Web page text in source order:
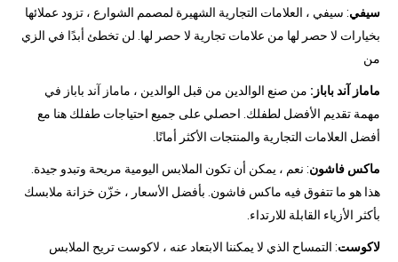
سيفي: سيفي ، العلامات التجارية الشهيرة لمصمم الشوارع ، تزود عملائها
بخيارات لا حصر لها من علامات تجارية لا حصر لها. لن تخطئ أبدًا في الزي
من
ماماز آند باباز: من صنع الوالدين من قبل الوالدين ، ماماز آند باباز في
مهمة تقديم الأفضل لطفلك. احصلي على جميع احتياجات طفلك هنا مع
أفضل العلامات التجارية والمنتجات الأكثر أمانًا.
ماكس فاشون: نعم ، يمكن أن تكون الملابس اليومية مريحة وتبدو جيدة.
هذا هو ما تتفوق فيه ماكس فاشون. بأفضل الأسعار ، خزّن خزانة ملابسك
بأكثر الأزياء القابلة للارتداء.
لاكوست: التمساح الذي لا يمكننا الابتعاد عنه ، لاكوست تريح الملابس